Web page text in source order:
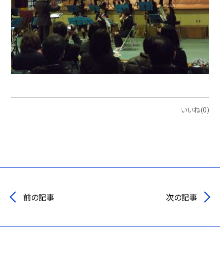
いいね(0)
前の記事 次の記事